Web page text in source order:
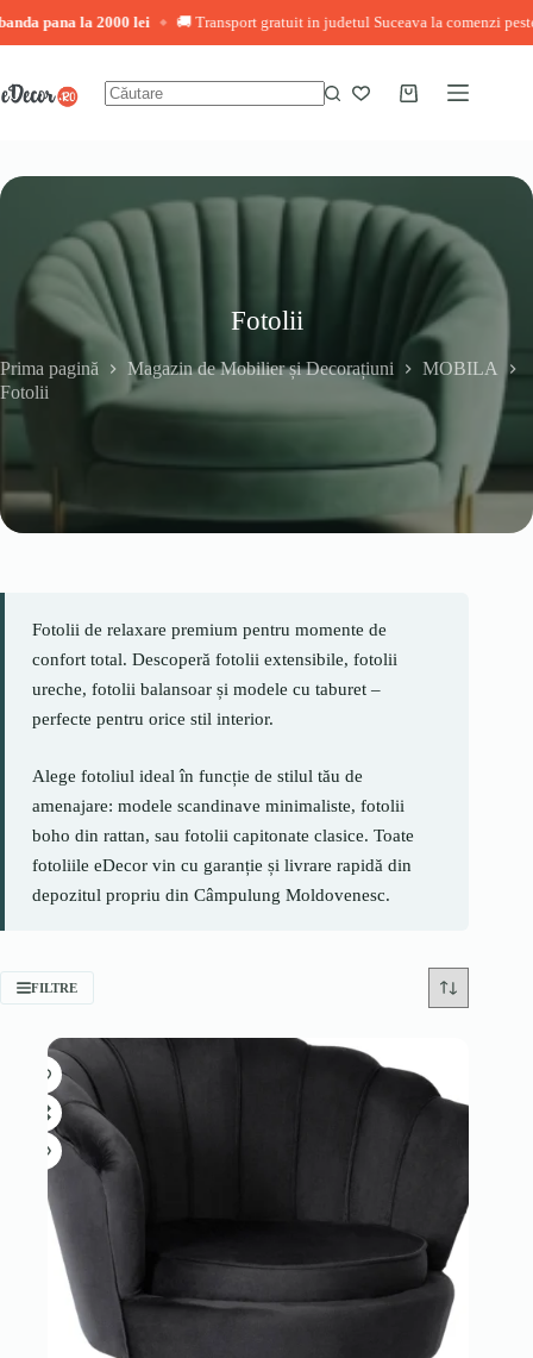
la 2000 lei ◆ 🚚 Transport gratuit in judetul Suceava la comenzi peste 3.000 lei
conținut
Coș
Fotolii
Prima pagină Magazin de Mobilier și Decorațiuni
MOBILA
Fotolii
Fotolii de relaxare premium pentru momente de
confort total. Descoperă fotolii extensibile, fotolii
ureche, fotolii balansoar și modele cu taburet –
perfecte pentru orice stil interior.
Alege fotoliul ideal în funcție de stilul tău de
amenajare: modele scandinave minimaliste, fotolii
boho din rattan, sau fotolii capitonate clasice. Toate
fotoliile eDecor vin cu garanție și livrare rapidă din
depozitul propriu din Câmpulung Moldovenesc.
FILTRE